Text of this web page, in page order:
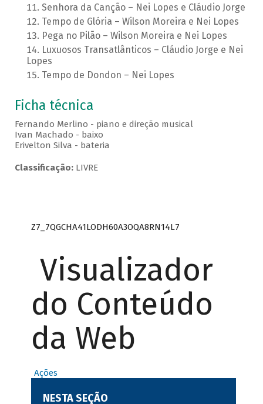
Senhora da Canção – Nei Lopes e Cláudio Jorge
Tempo de Glória – Wilson Moreira e Nei Lopes
Pega no Pilão – Wilson Moreira e Nei Lopes
Luxuosos Transatlânticos – Cláudio Jorge e Nei
Lopes
Tempo de Dondon – Nei Lopes
Ficha técnica
Fernando Merlino - piano e direção musical
Ivan Machado - baixo
Erivelton Silva - bateria
Classificação:LIVRE
Z7_7QGCHA41LODH60A3OQA8RN14L7
Visualizador
do Conteúdo
da Web
Ações
NESTA SEÇÃO